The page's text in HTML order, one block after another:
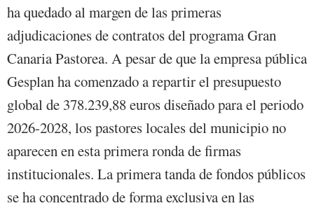
ha quedado al margen de las primeras
adjudicaciones de contratos del programa Gran
Canaria Pastorea. A pesar de que la empresa pública
Gesplan ha comenzado a repartir el presupuesto
global de 378.239,88 euros diseñado para el periodo
2026-2028, los pastores locales del municipio no
aparecen en esta primera ronda de firmas
institucionales. La primera tanda de fondos públicos
se ha concentrado de forma exclusiva en las